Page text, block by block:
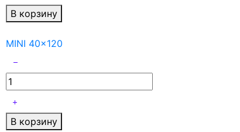
В корзину
MINI 40x120
В корзину